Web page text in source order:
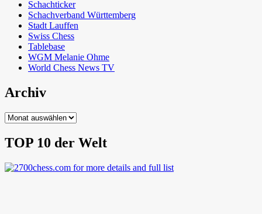
Schachticker
Schachverband Württemberg
Stadt Lauffen
Swiss Chess
Tablebase
WGM Melanie Ohme
World Chess News TV
Archiv
Archiv
TOP 10 der Welt